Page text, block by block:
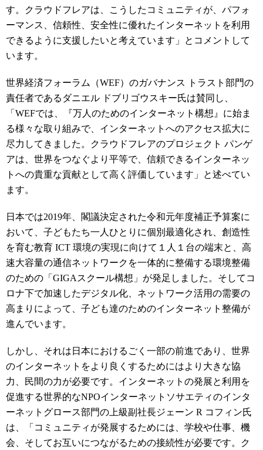
す。クラウドフレアは、こうしたコミュニティが、パフォ
ーマンス、信頼性、安全性に優れたインターネットを利用
できるように支援したいと考えています」とコメントして
います。
世界経済フォーラム（WEF）のガバナンス トラスト部門の
責任者であるダニエル ドブリゴウスキー氏は賛同し、
「WEFでは、『万人のためのインターネット構想』に始ま
る様々な取り組みで、インターネットへのアクセス拡大に
尽力してきました。クラウドフレアのプロジェクト パンゲ
アは、世界をつなぐより平等で、信頼できるインターネッ
トへの貴重な貢献として高く評価しています」と述べてい
ます。
日本では2019年、閣議決定された令和元年度補正予算案に
おいて、子どもたち一人ひとりに個別最適化され、創造性
を育む教育 ICT 環境の実現に向けて１人１台の端末と、高
速大容量の通信ネットワークを一体的に整備する環境整備
のための「GIGAスクール構想」が発足しました。そしてコ
ロナ下で加速したデジタル化、ネットワーク活用の需要の
高まりによって、子ども達のためのインターネット整備が
進んでいます。
しかし、それは日本におけるごく一部の前進であり、世界
のインターネットをより良くするためにはより大きな協
力、民間の力が必要です。インターネットの発展と利用を
促進する世界的なNPOインターネットソサエティのインタ
ーネットグロース部門の上級副社長ジェーン R コフィン氏
は、「コミュニティが発展するためには、学校や仕事、機
会、そしてお互いにつながるための接続性が必要です。ク